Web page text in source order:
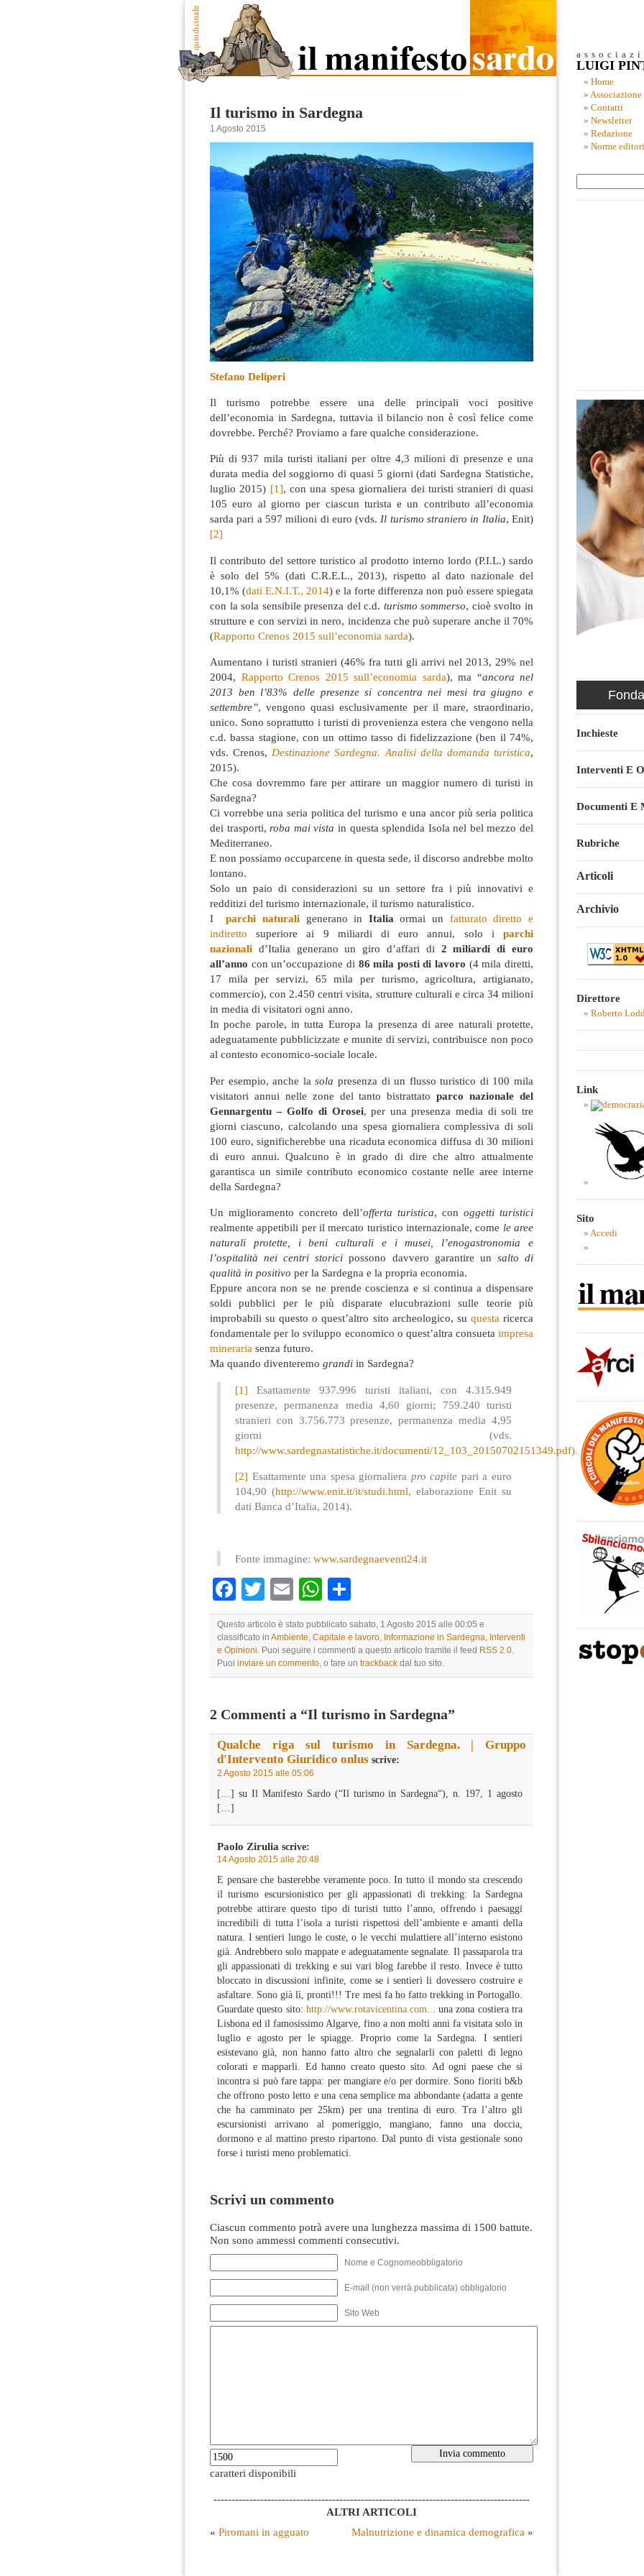
Il turismo in Sardegna
1 Agosto 2015
Stefano Deliperi
Il turismo potrebbe essere una delle principali voci positive
dell’economia in Sardegna, tuttavia il bilancio non è così felice come
dovrebbe. Perché? Proviamo a fare qualche considerazione.
Più di 937 mila turisti italiani per oltre 4,3 milioni di presenze e una
durata media del soggiorno di quasi 5 giorni (dati Sardegna Statistiche,
luglio 2015) [1], con una spesa giornaliera dei turisti stranieri di quasi
105 euro al giorno per ciascun turista e un contributo all’economia
sarda pari a 597 milioni di euro (vds.Il turismo straniero in Italia, Enit)
[2]
Il contributo del settore turistico al prodotto interno lordo (P.I.L.) sardo
è solo del 5% (dati C.R.E.L., 2013), rispetto al dato nazionale del
10,1% (dati E.N.I.T., 2014) e la forte differenza non può essere spiegata
con la sola sensibile presenza del c.d. turismo sommerso, cioè svolto in
strutture e con servizi in nero, incidenza che può superare anche il 70%
(Rapporto Crenos 2015 sull’economia sarda).
Aumentano i turisti stranieri (46% fra tutti gli arrivi nel 2013, 29% nel
2004, Rapporto Crenos 2015 sull’economia sarda), ma “ancora nel
2013 ben l’83% delle presenze si concentra nei mesi tra giugno e
settembre”, vengono quasi esclusivamente per il mare, straordinario,
unico. Sono soprattutto i turisti di provenienza estera che vengono nella
c.d. bassa stagione, con un ottimo tasso di fidelizzazione (ben il 74%,
vds. Crenos, Destinazione Sardegna. Analisi della domanda turistica,
2015).
Che cosa dovremmo fare per attirare un maggior numero di turisti in
Sardegna?
Ci vorrebbe una seria politica del turismo e una ancor più seria politica
dei trasporti,roba mai vista in questa splendida Isola nel bel mezzo del
Mediterraneo.
E non possiamo occuparcene in questa sede, il discorso andrebbe molto
lontano.
Solo un paio di considerazioni su un settore fra i più innovativi e
redditizi del turismo internazionale, il turismo naturalistico.
Iparchi naturali generano in Italia ormai un fatturato diretto e
indiretto superiore ai 9 miliardi di euro annui, solo i parchi
nazionali d’Italia generano un giro d’affari di 2 miliardi di euro
all’anno con un’occupazione di 86 mila posti di lavoro (4 mila diretti,
17 mila per servizi, 65 mila per turismo, agricoltura, artigianato,
commercio), con 2.450 centri visita, strutture culturali e circa 34 milioni
in media di visitatori ogni anno.
In poche parole, in tutta Europa la presenza di aree naturali protette,
adeguatamente pubblicizzate e munite di servizi, contribuisce non poco
al contesto economico-sociale locale.
Per esempio, anche lasola presenza di un flusso turistico di 100 mila
visitatori annui nelle zone del tanto bistrattatoparco nazionale del
Gennargentu – Golfo di Orosei, per una presenza media di soli tre
giorni ciascuno, calcolando una spesa giornaliera complessiva di soli
100 euro, significherebbe una ricaduta economica diffusa di 30 milioni
di euro annui. Qualcuno è in grado di dire che altro attualmente
garantisca un simile contributo economico costante nelle aree interne
della Sardegna?
Un miglioramento concreto dell’offerta turistica, con oggetti turistici
realmente appetibili per il mercato turistico internazionale, come le aree
naturali protette, i beni culturali e i musei, l’enogastronomia e
l’ospitalità nei centri storici possono davvero garantire un salto di
qualità in positivo per la Sardegna e la propria economia.
Eppure ancora non se ne prende coscienza e si continua a dispensare
soldi pubblici per le più disparate elucubrazioni sulle teorie più
improbabili su questo o quest’altro sito archeologico, su questa ricerca
fondamentale per lo sviluppo economico o quest’altra consueta impresa
mineraria senza futuro.
Ma quando diventeremo grandi in Sardegna?
[1] Esattamente 937.996 turisti italiani, con 4.315.949
presenze, permanenza media 4,60 giorni; 759.240 turisti
stranieri con 3.756.773 presenze, permanenza media 4,95
giorni (vds.
http://www.sardegnastatistiche.it/documenti/12_103_20150702151349.pdf).
[2] Esattamente una spesa giornaliera pro capite pari a euro
104,90 (http://www.enit.it/it/studi.html, elaborazione Enit su
dati Banca d’Italia, 2014).
Fonte immagine: www.sardegnaeventi24.it
Facebook
TwitterEmailWhatsApp
Questo articolo è stato pubblicato sabato, 1 Agosto 2015 alle 00:05 e
classificato in Ambiente, Capitale e lavoro, Informazione in Sardegna, Interventi
e Opinioni. Puoi seguire i commenti a questo articolo tramite il feed RSS 2.0.
Puoi inviare un commento, o fare un trackback dal tuo sito.
2 Commenti a “Il turismo in Sardegna”
Qualche riga sul turismo in Sardegna. | Gruppo
d'Intervento Giuridico onlus scrive:
2 Agosto 2015 alle 05:06
[…] su Il Manifesto Sardo (“Il turismo in Sardegna“), n. 197, 1 agosto
[…]
Paolo Zirulia scrive:
14 Agosto 2015 alle 20:48
E pensare che basterebbe veramente poco. In tutto il mondo sta crescendo
il turismo escursionistico per gli appassionati di trekking: la Sardegna
potrebbe attirare questo tipo di turisti tutto l’anno, offrendo i paesaggi
incredibili di tutta l’isola a turisti rispettosi dell’ambiente e amanti della
natura. I sentieri lungo le coste, o le vecchi mulattiere all’interno esistono
già. Andrebbero solo mappate e adeguatamente segnalate. Il passaparola tra
gli appassionati di trekking e sui vari blog farebbe il resto. Invece è tutto
bloccato in discussioni infinite, come se i sentieri li dovessero costruire e
asfaltare. Sono già lì, pronti!!! Tre mesi fa ho fatto trekking in Portogallo.
Guardate questo sito: http://www.rotavicentina.com... una zona costiera tra
Lisbona ed il famosissimo Algarve, fino a non molti anni fa visitata solo in
luglio e agosto per le spiagge. Proprio come la Sardegna. I sentieri
esistevano già, non hanno fatto altro che segnalarli con paletti di legno
colorati e mapparli. Ed hanno creato questo sito. Ad ogni paese che si
incontra si può fare tappa: per mangiare e/o per dormire. Sono fioriti b&b
che offrono posto letto e una cena semplice ma abbondante (adatta a gente
che ha camminato per 25km) per una trentina di euro. Tra l’altro gli
escursionisti arrivano al pomeriggio, mangiano, fanno una doccia,
dormono e al mattino presto ripartono. Dal punto di vista gestionale sono
forse i turisti meno problematici.
Scrivi un commento
Ciascun commento potrà avere una lunghezza massima di 1500 battute.
Non sono ammessi commenti consecutivi.
Nome e Cognomeobbligatorio
E-mail (non verrà pubblicata) obbligatorio
Sito Web
caratteri disponibili
----------------------------------------------------------------------------------------
ALTRI ARTICOLI
« Piromani in agguato Malnutrizione e dinamica demografica »
LUIGI
Home
Associazione
Contatti
Newsletter
Redazione
Norme
Inchieste
Interventi E
Documenti E
Rubriche
Articoli
Archivio
Direttore
Roberto
Link
Sito
Accedi